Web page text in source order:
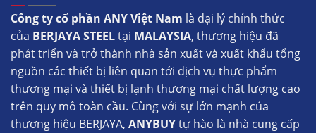
Công ty cổ phần ANY Việt Nam là đại lý chính thức
của BERJAYA STEELtại MALAYSIA, thương hiệu đã
phát triển và trở thành nhà sản xuất và xuất khẩu tổng
nguồn các thiết bị liên quan tới dịch vụ thực phẩm
thương mại và thiết bị lạnh thương mại chất lượng cao
trên quy mô toàn cầu. Cùng với sự lớn mạnh của
thương hiệu BERJAYA, ANYBUYtự hào là nhà cung cấp